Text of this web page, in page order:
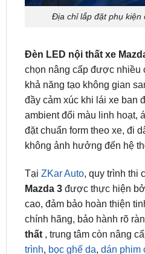
Đèn LED nội thất xe
khả năng tạo không gian
đầy cảm xúc khi lái xe ban
ambient đổi màu linh hoạt,
đặt chuẩn form theo xe, đi
không ảnh hưởng đến hệ
TạiZKar Auto, quy trình thi
cao, đảm bảo hoàn thiện
chính hãng, bảo hành rõ
thất , trung tâm còn nâng
trình, bọc ghế da ,dán phim
360…… giúp xe của bạn
hơn.